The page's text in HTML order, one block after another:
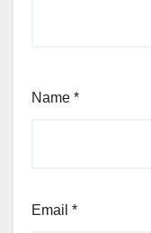
Name *
Email *